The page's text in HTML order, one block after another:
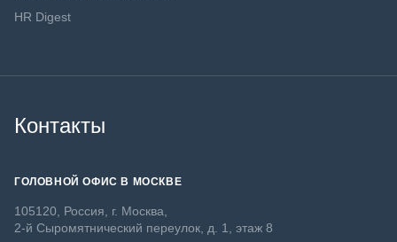
HR Digest
Контакты
ГОЛОВНОЙ ОФИС В МОСКВЕ
105120, Россия, г. Москва,
2-й Сыромятнический переулок, д. 1, этаж 8